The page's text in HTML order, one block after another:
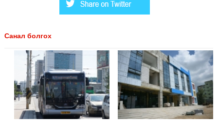
Санал болгох